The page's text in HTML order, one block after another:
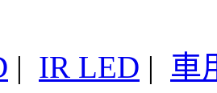
| IR LED | 車